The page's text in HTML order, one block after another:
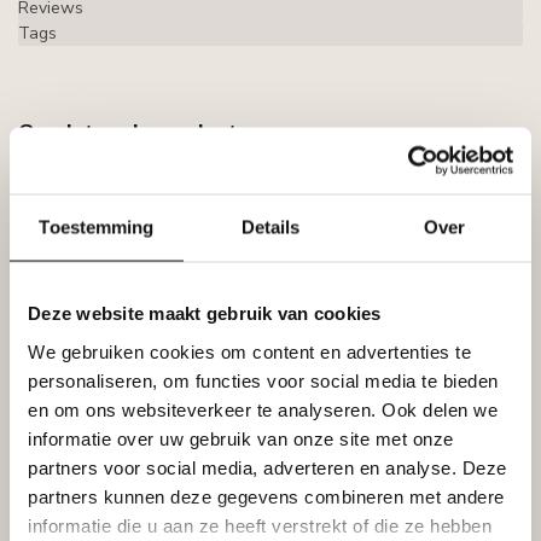
Toestemming Details Over
Deze website maakt gebruik van cookies
We gebruiken cookies om content en advertenties te
personaliseren, om functies voor social media te bieden
en om ons websiteverkeer te analyseren. Ook delen we
informatie over uw gebruik van onze site met onze
partners voor social media, adverteren en analyse. Deze
partners kunnen deze gegevens combineren met andere
informatie die u aan ze heeft verstrekt of die ze hebben
Reviews
Tags
Gerelateerde producten
(40 x 25 mm), polyurethaan,
lengte 2 m
Op voorraad
€15,78
GRAND DECOR
Grand Decor CR710A
hoekbochten (230 x 230 mm),
polyurethaan, set (4 hoeken)
Op voorraad
€40,59
GRAND DECOR
Grand Decor CR710B
hoekbochten (275 x 275 mm),
polyurethaan, set (4 hoeken)
€44,40